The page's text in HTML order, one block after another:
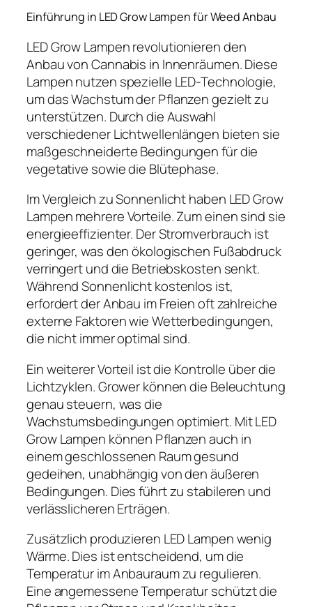
Einführung in LED Grow Lampen für Weed Anbau
LED Grow Lampen revolutionieren den
Anbau von Cannabis in Innenräumen. Diese
Lampen nutzen spezielle LED-Technologie,
um das Wachstum der Pflanzen gezielt zu
unterstützen. Durch die Auswahl
verschiedener Lichtwellenlängen bieten sie
maßgeschneiderte Bedingungen für die
vegetative sowie die Blütephase.
Im Vergleich zu Sonnenlicht haben LED Grow
Lampen mehrere Vorteile. Zum einen sind sie
energieeffizienter. Der Stromverbrauch ist
geringer, was den ökologischen Fußabdruck
verringert und die Betriebskosten senkt.
Während Sonnenlicht kostenlos ist,
erfordert der Anbau im Freien oft zahlreiche
externe Faktoren wie Wetterbedingungen,
die nicht immer optimal sind.
Ein weiterer Vorteil ist die Kontrolle über die
Lichtzyklen. Grower können die Beleuchtung
genau steuern, was die
Wachstumsbedingungen optimiert. Mit LED
Grow Lampen können Pflanzen auch in
einem geschlossenen Raum gesund
gedeihen, unabhängig von den äußeren
Bedingungen. Dies führt zu stabileren und
verlässlicheren Erträgen.
Zusätzlich produzieren LED Lampen wenig
Wärme. Dies ist entscheidend, um die
Temperatur im Anbauraum zu regulieren.
Eine angemessene Temperatur schützt die